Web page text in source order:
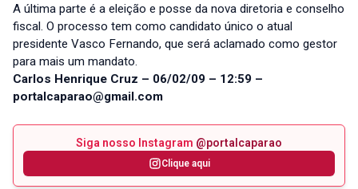
A última parte é a eleição e posse da nova diretoria e conselho
fiscal. O processo tem como candidato único o atual
presidente Vasco Fernando, que será aclamado como gestor
para mais um mandato.
Carlos Henrique Cruz – 06/02/09 – 12:59 –
portalcaparao@gmail.com
Siga nosso Instagram @portalcaparao
Clique aqui